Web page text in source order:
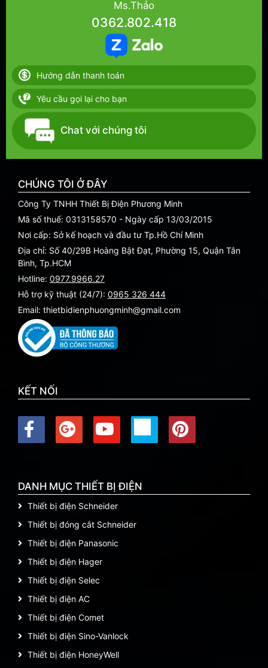
Ms.Thảo
0362.802.418
Hướng dẫn thanh toán
Yêu cầu gọi lại cho bạn
Chat với chúng tôi
CHÚNG TÔI Ở ĐÂY
Công Ty TNHH Thiết Bị Điện Phương Minh
Mã số thuế: 0313158570 - Ngày cấp 13/03/2015
Nơi cấp: Sở kế hoạch và đầu tư Tp.Hồ Chí Minh
Địa chỉ: Số 40/29B Hoàng Bật Đạt, Phường 15, Quận Tân
Bình, Tp.HCM
Hotline: 0977.9966.27
Hỗ trợ kỹ thuật (24/7): 0965 326 444
Email: thietbidienphuongminh@gmail.com
KẾT NỐI
DANH MỤC THIẾT BỊ ĐIỆN
Thiết bị điện Schneider
Thiết bị đóng cắt Schneider
Thiết bị điện Panasonic
Thiết bị điện Hager
Thiết bị điện Selec
Thiết bị điện AC
Thiết bị điện Comet
Thiết bị điện Sino-Vanlock
Thiết bị điện HoneyWell